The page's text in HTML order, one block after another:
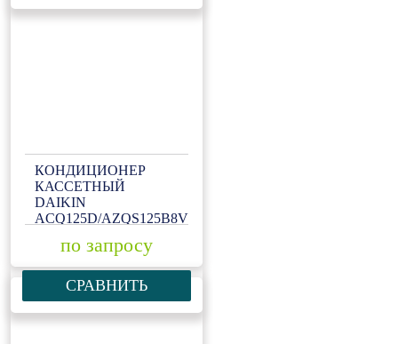
КОНДИЦИОНЕР
КАССЕТНЫЙ
DAIKIN
ACQ125D/AZQS125B8V1
по запросу
СРАВНИТЬ